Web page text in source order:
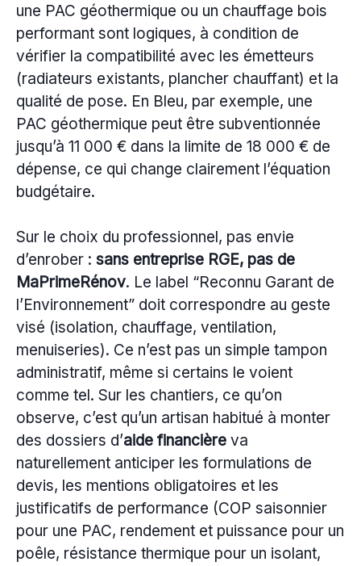
une PAC géothermique ou un chauffage bois
performant sont logiques, à condition de
vérifier la compatibilité avec les émetteurs
(radiateurs existants, plancher chauffant) et la
qualité de pose. En Bleu, par exemple, une
PAC géothermique peut être subventionnée
jusqu’à 11 000 € dans la limite de 18 000 € de
dépense, ce qui change clairement l’équation
budgétaire.
Sur le choix du professionnel, pas envie
d’enrober : sans entreprise RGE, pas de
MaPrimeRénov. Le label “Reconnu Garant de
l’Environnement” doit correspondre au geste
visé (isolation, chauffage, ventilation,
menuiseries). Ce n’est pas un simple tampon
administratif, même si certains le voient
comme tel. Sur les chantiers, ce qu’on
observe, c’est qu’un artisan habitué à monter
des dossiers d’aide financière va
naturellement anticiper les formulations de
devis, les mentions obligatoires et les
justificatifs de performance (COP saisonnier
pour une PAC, rendement et puissance pour un
poêle, résistance thermique pour un isolant,